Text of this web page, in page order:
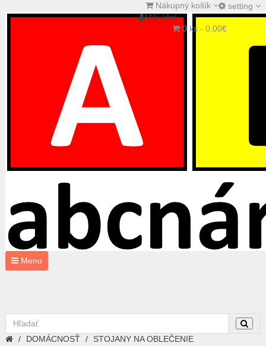
setting
Nákupný košík
Môj účet
0 ks - 0.00€
Menu
DOMÁCNOSŤ STOJANY NA OBLEČENIE